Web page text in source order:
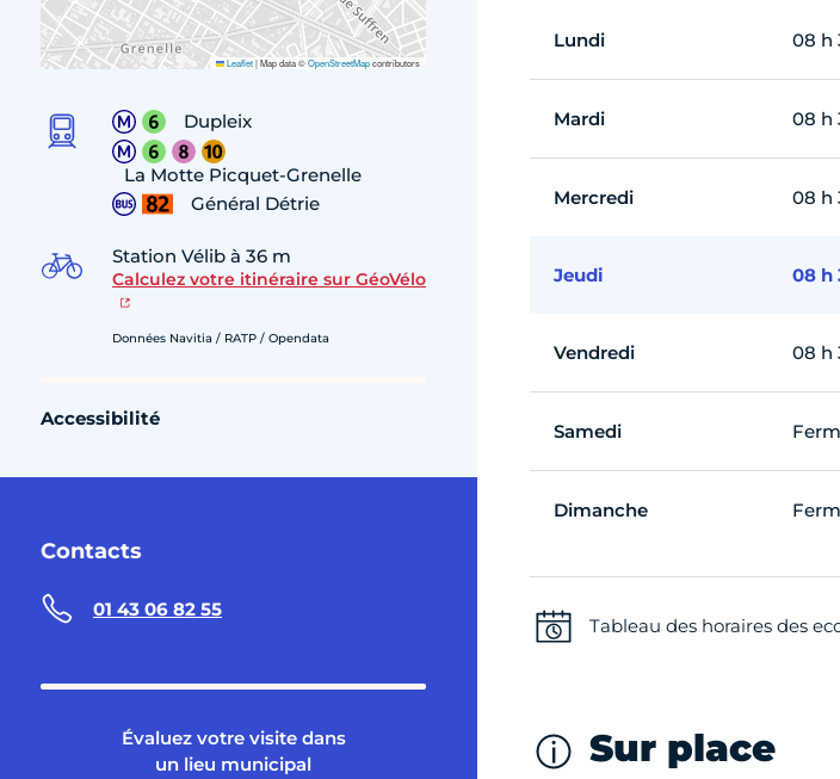
Leaflet|Map data ©OpenStreetMapcontributors
Dupleix
La Motte Picquet-Grenelle
Général Détrie
Station Vélib à 36 m
Calculez votre itinéraire sur GéoVélo
Données Navitia / RATP / Opendata
Accessibilité
Contacts
01 43 06 82 55
Évaluez votre visite dans
un lieu municipal
Lundi 08 h
Mardi 08 h
Mercredi 08 h
Jeudi 08 h
Vendredi 08 h
Samedi
Dimanche
Tableau des horaires des
Sur place